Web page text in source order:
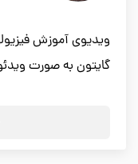
ویدیوی آموزش
گایتون به صورت